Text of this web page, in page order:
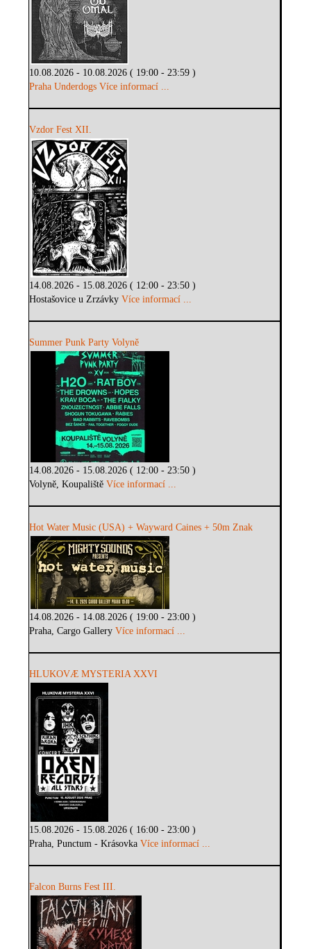
10.08.2026 - 10.08.2026 ( 19:00 - 23:59 )
Praha Underdogs Více informací ...
Vzdor Fest XII.
14.08.2026 - 15.08.2026 ( 12:00 - 23:50 )
Hostašovice u ZrzávkyVíce informací ...
Summer Punk Party Volyně
14.08.2026 - 15.08.2026 ( 12:00 - 23:50 )
Volyně, KoupalištěVíce informací ...
Hot Water Music (USA) + Wayward Caines + 50m Znak
14.08.2026 - 14.08.2026 ( 19:00 - 23:00 )
Praha, Cargo GalleryVíce informací ...
HLUKOVÆ MYSTERIA XXVI
15.08.2026 - 15.08.2026 ( 16:00 - 23:00 )
Praha, Punctum - KrásovkaVíce informací ...
Falcon Burns Fest III.